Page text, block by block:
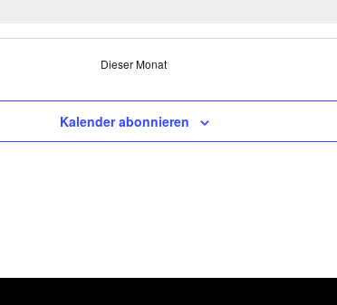
Dieser Monat
Kalender abonnieren